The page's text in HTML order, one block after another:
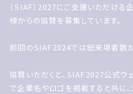
げいじゅつさいサイアフ2027にご
個人事業主様からの協賛を募集して
前回のサイアフ2024では総来場
た
（SIAF）2027にご支援いただける
様からの協賛を募集しています。
前回のSIAF2024では総来場者数
協賛いただくと、SIAF2027公式ウ
で企業名やロゴを掲載すると共に